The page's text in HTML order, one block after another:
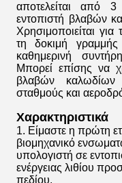
αποτελείται από
εντοπιστή βλαβών
Χρησιμοποιείται
τη δοκιμή
καθημερινή
Μπορεί επίσης να
βλαβών καλωδίων
σταθμούς και
Χαρακτηριστικά
1. Είμαστε η πρώτη
βιομηχανικό
υπολογιστή σε
ενέργειας λιθίου
πεδίου.